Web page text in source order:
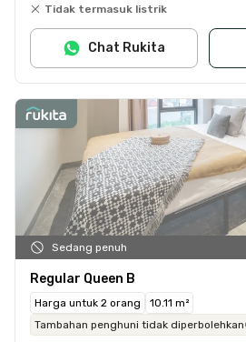
Tidak termasuk listrik
Chat Rukita
Sedang penuh
Regular Queen B
Harga untuk 2 orang
10.11 m²
Tambahan penghuni tidak diperbolehkan